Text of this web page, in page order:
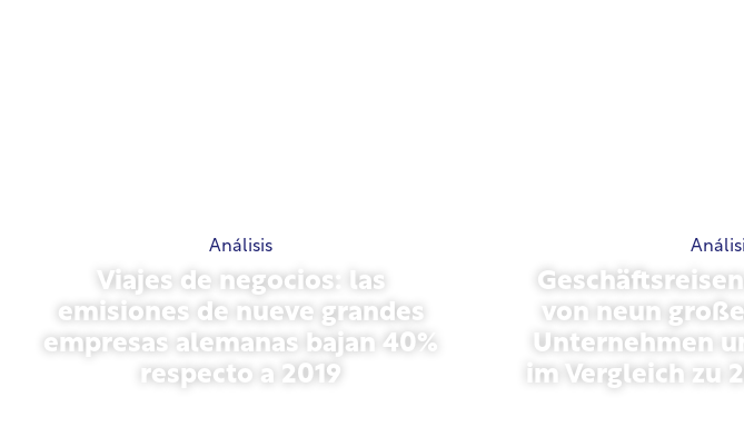
Análisis
Viajes de negocios: las
emisiones de nueve grandes
empresas alemanas bajan 40%
respecto a 2019
von neun
Unternehmen
im Vergleich zu